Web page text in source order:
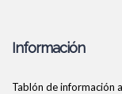
Información
Tablón de información